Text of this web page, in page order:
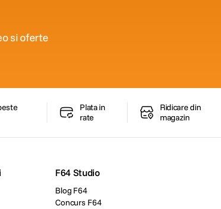
si oferte
Plata in
rate
Ridicare din
magazin
F64 Studio
Blog F64
Concurs F64